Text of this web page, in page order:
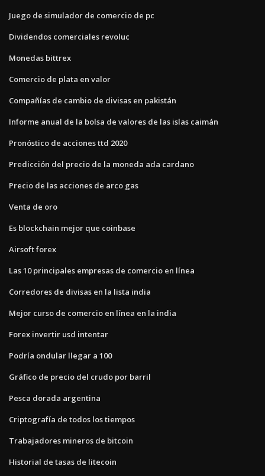
Juego de simulador de comercio de pc
Dividendos comerciales revoluc
Monedas bittrex
Comercio de plata en valor
Compañías de cambio de divisas en pakistán
Informe anual de la bolsa de valores de las islas caimán
Pronóstico de acciones ttd 2020
Predicción del precio de la moneda ada cardano
Precio de las acciones de arco gas
Venta de oro
Es blockchain mejor que coinbase
Airsoft forex
Las 10 principales empresas de comercio en línea
Corredores de divisas en la lista india
Mejor curso de comercio en línea en la india
Forex invertir usd intentar
Podría ondular llegar a 100
Gráfico de precio del crudo por barril
Pesca dorada argentina
Criptografía de todos los tiempos
Trabajadores mineros de bitcoin
Historial de tasas de litecoin